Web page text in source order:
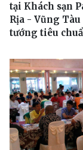
tại Khách sạn
Rịa - Vũng
tướng tiêu